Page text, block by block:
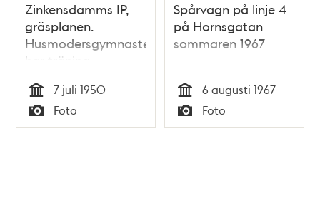
Zinkensdamms IP,
gräsplanen.
Husmodersgymnaster
har träning
Tid
7 juli 1950
Typ
Foto
Spårvagn på linje 4
på Hornsgatan
sommaren 1967
Tid
6 augusti 1967
Typ
Foto